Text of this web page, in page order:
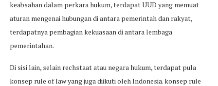
keabsahan dalam perkara hukum, terdapat UUD yang memuat
aturan mengenai hubungan di antara pemerintah dan rakyat,
terdapatnya pembagian kekuasaan di antara lembaga
pemerintahan.
Di sisi lain, selain rechstaat atau negara hukum, terdapat pula
konsep rule of law yang juga diikuti oleh Indonesia. konsep rule